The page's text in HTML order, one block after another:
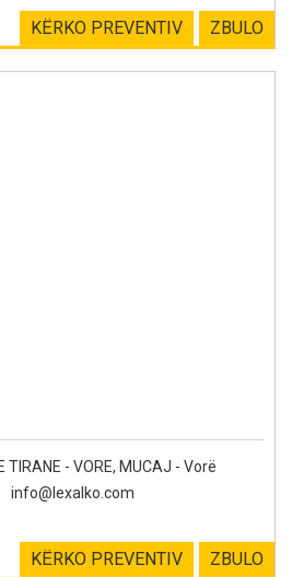
ZBULO
KËRKO PREVENTIV
TIRANE - VORE, MUCAJ - Vorë
info@lexalko.com
ZBULO
KËRKO PREVENTIV